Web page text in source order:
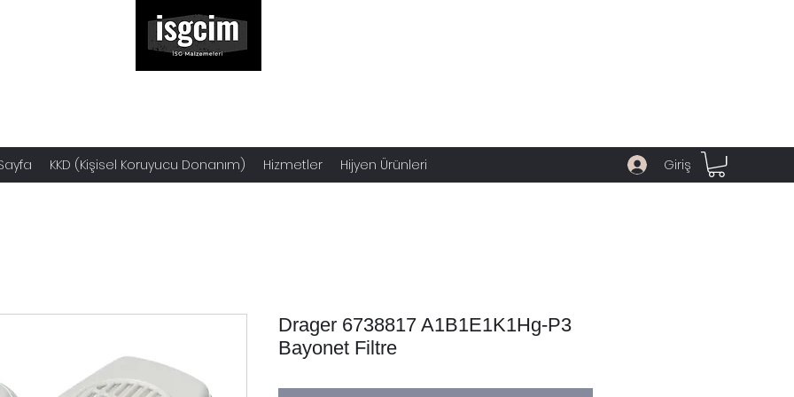
KKD (Kişisel Koruyucu Donanım) Hizmetler Hijyen Ürünleri Giriş
Drager 6738817 A1B1E1K1Hg-P3
Bayonet Filtre